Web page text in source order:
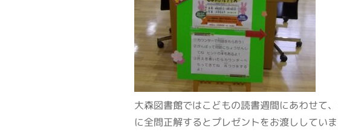
大森図書館ではこどもの読書週間にあわせて
に全問正解するとプレゼントをお渡ししてい